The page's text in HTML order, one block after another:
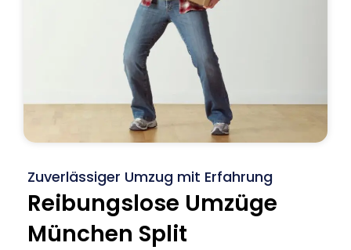
Zuverlässiger Umzug mit Erfahrung
Reibungslose Umzüge
München Split